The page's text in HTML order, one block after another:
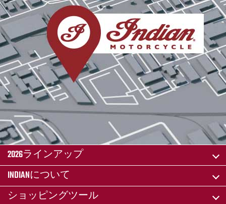
2026ラインアップ
INDIANについて
ショッピングツール